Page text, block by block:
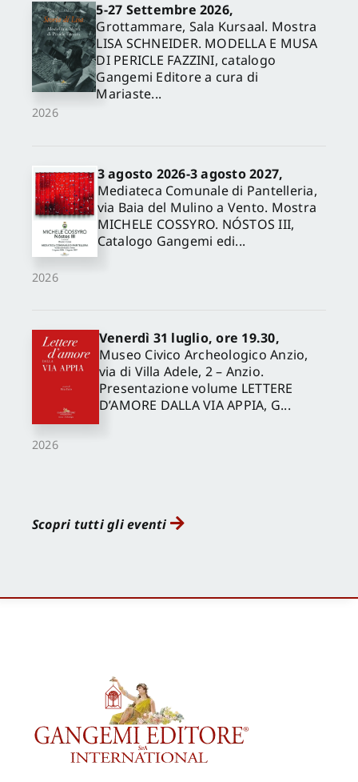
2026
5-27 Settembre 2026,
Grottammare, Sala Kursaal. Mostra
LISA SCHNEIDER. MODELLA E MUSA
DI PERICLE FAZZINI, catalogo
Gangemi Editore a cura di
Mariaste...
2026
3 agosto 2026-3 agosto 2027,
Mediateca Comunale di Pantelleria,
via Baia del Mulino a Vento. Mostra
MICHELE COSSYRO. NÓSTOS III,
Catalogo Gangemi edi...
2026
Venerdì 31 luglio, ore 19.30,
Museo Civico Archeologico Anzio,
via di Villa Adele, 2 – Anzio.
Presentazione volume LETTERE
D’AMORE DALLA VIA APPIA, G...
Scopri tutti gli eventi